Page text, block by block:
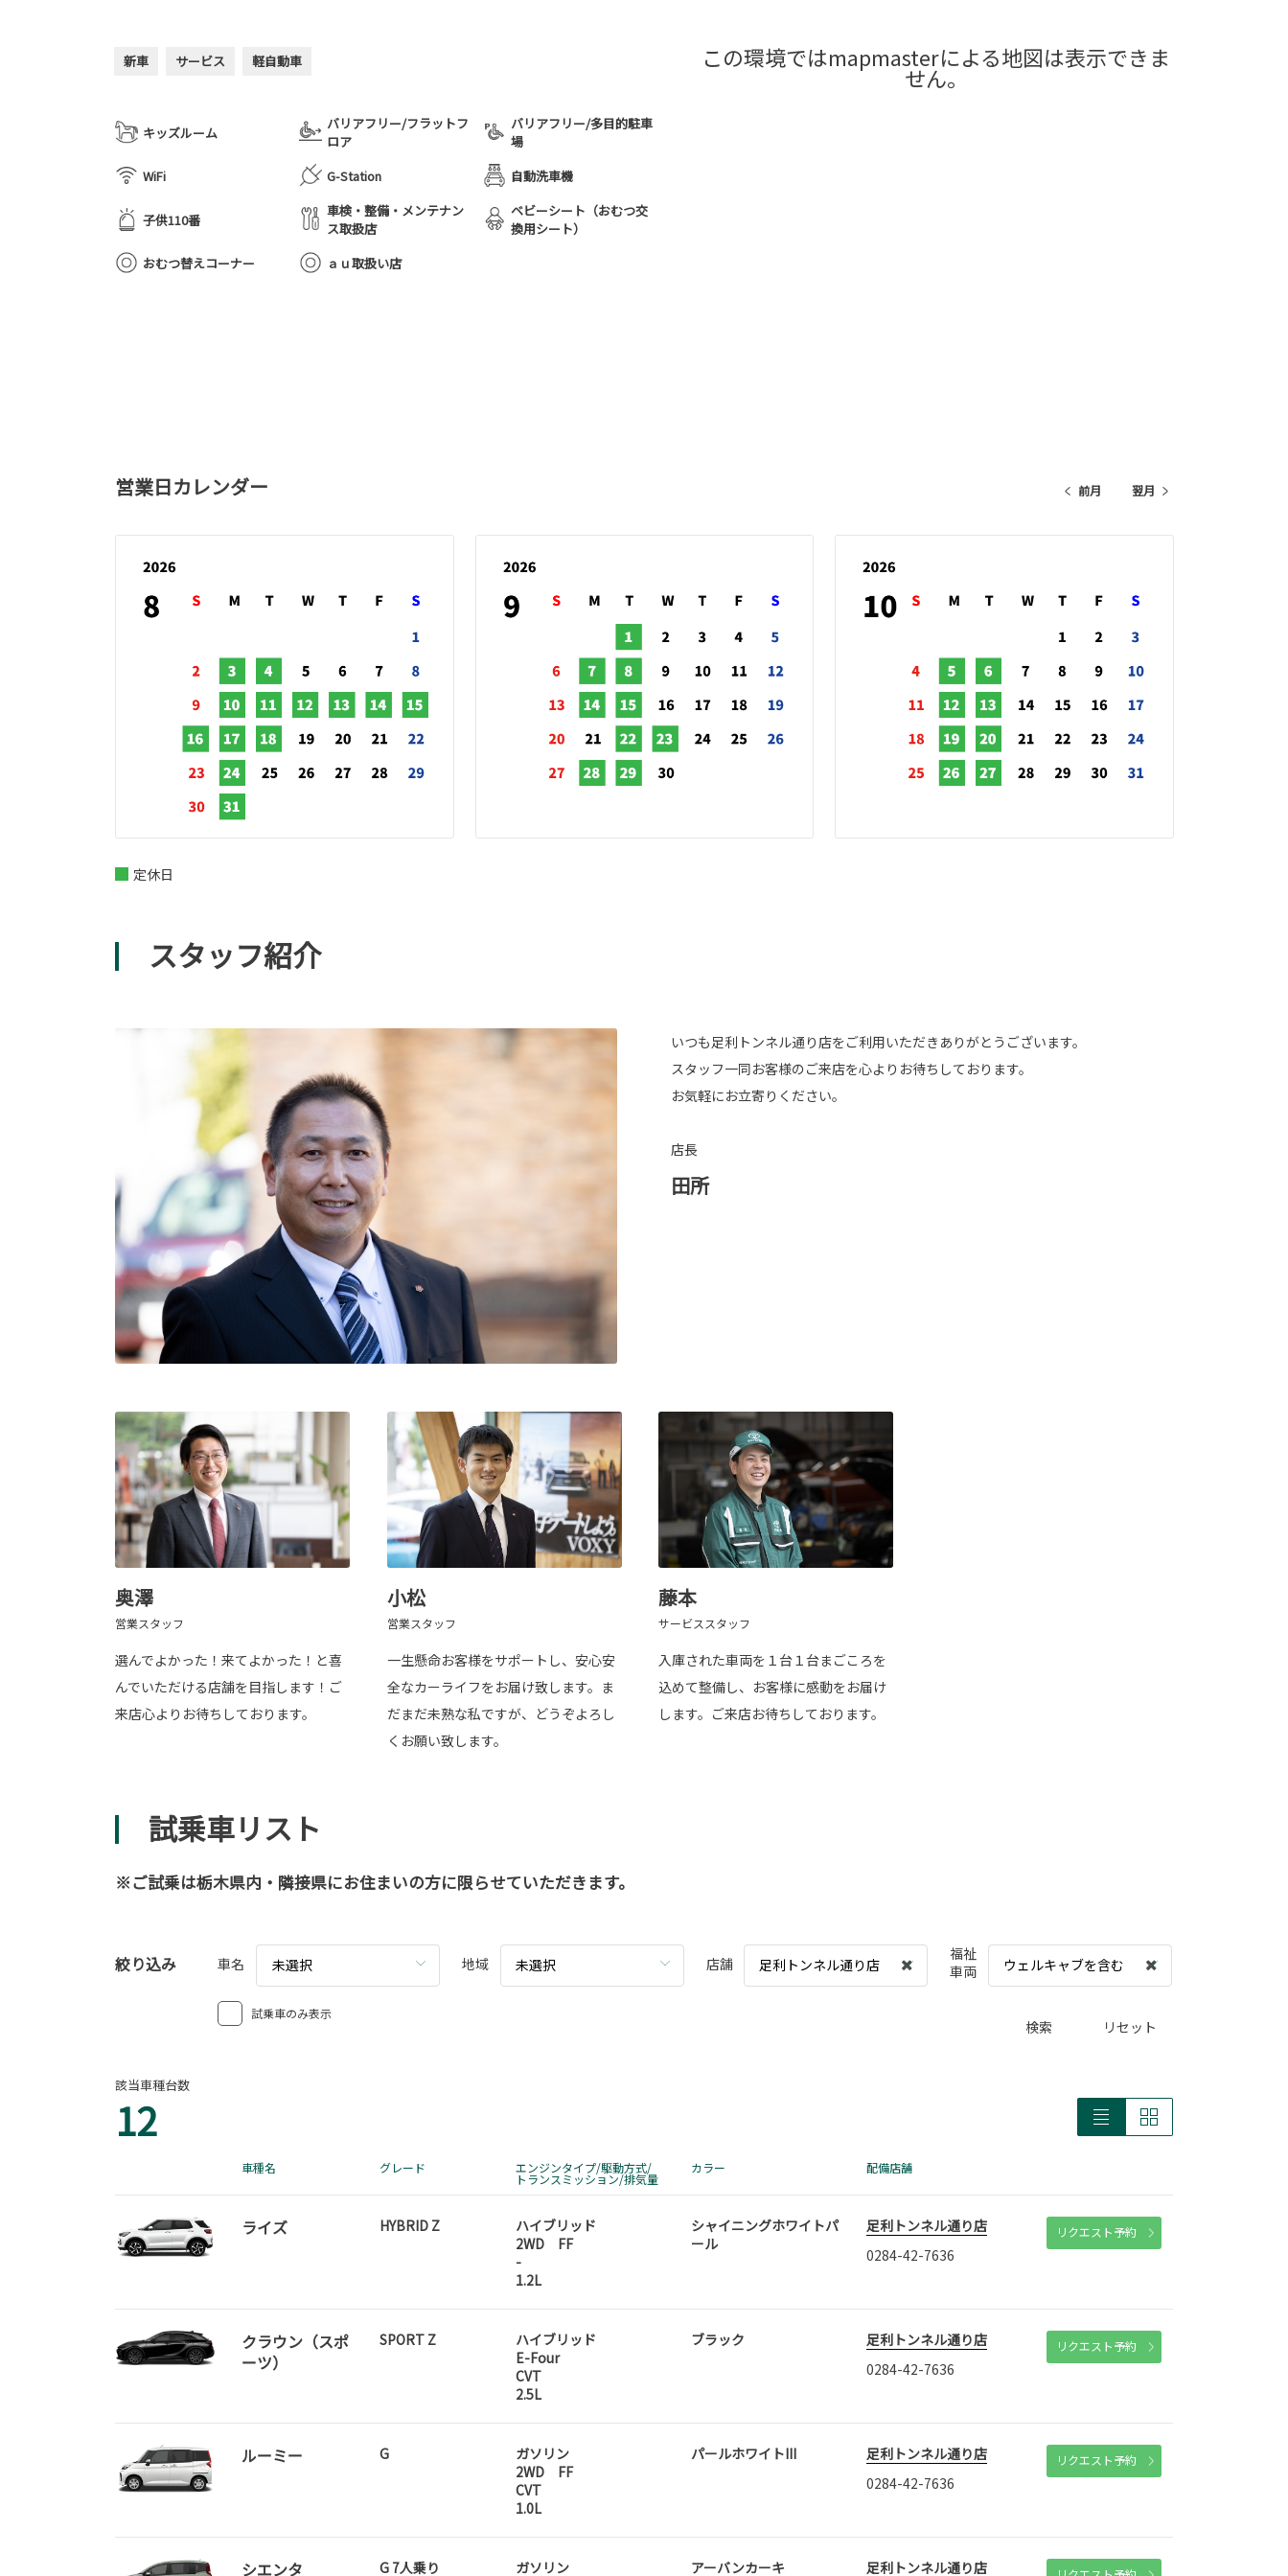
新車 サービス 軽自動車
キッズルーム
バリアフリー/フラットフ
ロア
バリアフリー/多目的駐車
場
WiFi
G-Station 自動洗車機
子供110番
車検・整備・メンテナン
ス取扱店
ベビーシート（おむつ交
換用シート）
おむつ替えコーナー
ａｕ取扱い店
この環境ではmapmasterによる地図は表示できま
せん。
営業日カレンダー 前月 翌月
定休日
スタッフ紹介
いつも足利トンネル通り店をご利用いただきありがとうございます。
スタッフ一同お客様のご来店を心よりお待ちしております。
お気軽にお立寄りください。
店長
田所
奥澤
営業スタッフ
選んでよかった！来てよかった！と喜
んでいただける店舗を目指します！ご
来店心よりお待ちしております。
小松
営業スタッフ
一生懸命お客様をサポートし、安心安
全なカーライフをお届け致します。ま
だまだ未熟な私ですが、どうぞよろし
くお願い致します。
藤本
サービススタッフ
入庫された車両を１台１台まごころを
込めて整備し、お客様に感動をお届け
します。ご来店お待ちしております。
試乗車リスト
※ご試乗は栃木県内・隣接県にお住まいの方に限らせていただきます。
絞り込み 車名 未選択 地域 未選択 店舗 足利トンネル通り店
福祉
車両
ウェルキャブを含む
試乗車のみ表示
検索 リセット
該当車種台数
12
車種名 グレード エンジンタイプ/駆動方式/
トランスミッション/排気量
カラー 配備店舗
ライズ HYBRID Z
ハイブリッド
2WD FF
-
1.2L
シャイニングホワイトパ
ール
足利トンネル通り店
0284-42-7636
リクエスト予約
クラウン（スポ
ーツ）
SPORT Z
ハイブリッド
E-Four
CVT
2.5L
ブラック
足利トンネル通り店
0284-42-7636
リクエスト予約
ルーミー G
ガソリン
2WD FF
CVT
1.0L
パールホワイトIII
足利トンネル通り店
0284-42-7636
リクエスト予約
シエンタ G 7人乗り
ガソリン
アーバンカーキ 足利トンネル通り店